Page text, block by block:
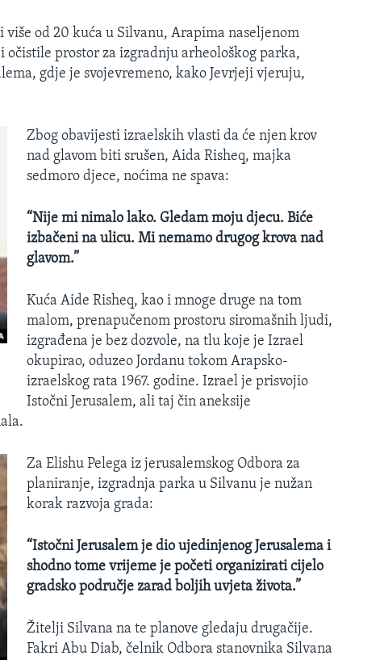
od 20 kuća u Silvanu, Arapima naseljenom
očistile prostor za izgradnju arheološkog parka,
gdje je svojevremeno, kako Jevrjeji vjeruju,
Zbog obavijesti izraelskih vlasti da će njen krov
nad glavom biti srušen, Aida Risheq, majka
sedmoro djece, noćima ne spava:
“Nije mi nimalo lako. Gledam moju djecu. Biće
izbačeni na ulicu. Mi nemamo drugog krova nad
glavom.”
Kuća Aide Risheq, kao i mnoge druge na tom
malom, prenapučenom prostoru siromašnih ljudi,
izgrađena je bez dozvole, na tlu koje je Izrael
okupirao, oduzeo Jordanu tokom Arapsko-
izraelskog rata 1967. godine. Izrael je prisvojio
Istočni Jerusalem, ali taj čin aneksije
Za Elishu Pelega iz jerusalemskog Odbora za
planiranje, izgradnja parka u Silvanu je nužan
korak razvoja grada:
“Istočni Jerusalem je dio ujedinjenog Jerusalema i
shodno tome vrijeme je početi organizirati cijelo
gradsko područje zarad boljih uvjeta života.”
Žitelji Silvana na te planove gledaju drugačije.
Fakri Abu Diab, čelnik Odbora stanovnika Silvana